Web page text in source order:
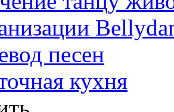
песен
кухня